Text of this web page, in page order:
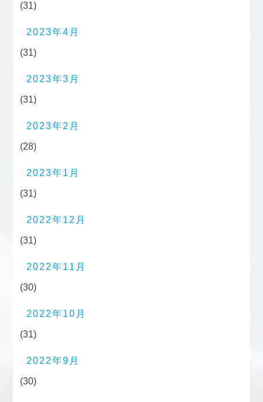
(31)
2023年4月
(31)
2023年3月
(31)
2023年2月
(28)
2023年1月
(31)
2022年12月
(31)
2022年11月
(30)
2022年10月
(31)
2022年9月
(30)